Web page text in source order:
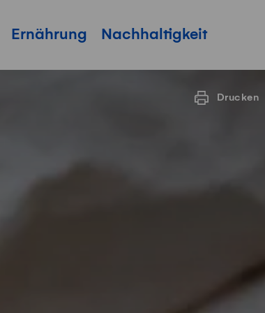
Ernährung Nachhaltigkeit
Drucken